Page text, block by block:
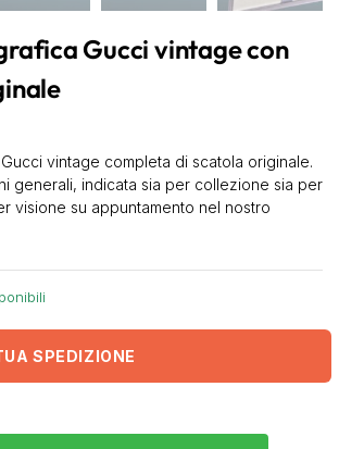
Gucci vintage con
vintage completa di scatola originale.
generali, indicata sia per collezione sia per
visione su appuntamento nel nostro
SPEDIZIONE